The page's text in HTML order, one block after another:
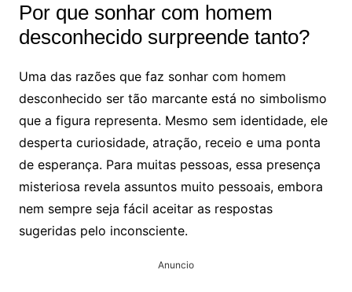
Por que sonhar com homem
desconhecido surpreende tanto?
Uma das razões que faz sonhar com homem
desconhecido ser tão marcante está no simbolismo
que a figura representa. Mesmo sem identidade, ele
desperta curiosidade, atração, receio e uma ponta
de esperança. Para muitas pessoas, essa presença
misteriosa revela assuntos muito pessoais, embora
nem sempre seja fácil aceitar as respostas
sugeridas pelo inconsciente.
Anuncio